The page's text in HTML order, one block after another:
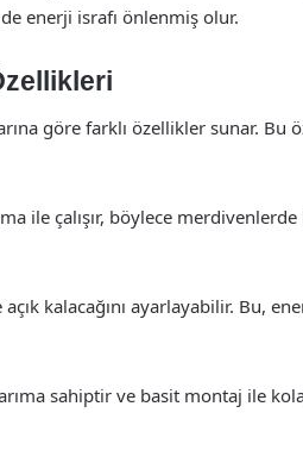
enerji israfı önlenmiş olur.
göre farklı özellikler sunar. Bu
ile çalışır, böylece
kalacağını ayarlayabilir. Bu,
sahiptir ve basit montaj ile